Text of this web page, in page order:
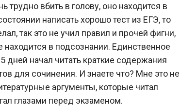
трудно вбить в голову, оно находится в
написать хорошо тест из ЕГЭ, то
так это не учил правил и прочей фигни,
в подсознании. Единственное
дней начал читать краткие содержания
для сочинения. И знаете что? Мне это не
аргументы, которые читал
глазами перед экзаменом.